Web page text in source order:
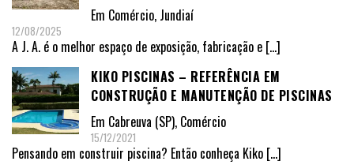
Em Comércio, Jundiaí
12/08/2025
A J. A. é o melhor espaço de exposição, fabricação e […]
KIKO PISCINAS – REFERÊNCIA EM
CONSTRUÇÃO E MANUTENÇÃO DE PISCINAS
Em Cabreuva (SP), Comércio
15/12/2021
Pensando em construir piscina? Então conheça Kiko […]